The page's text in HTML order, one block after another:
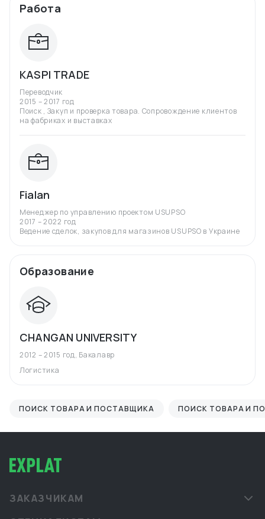
Работа
KASPI TRADE
Переводчик
2015 – 2017 год
Поиск , Закуп и проверка товара. Сопровождение клиентов
на фабриках и выставках
Fialan
Менеджер по управлению проектом USUPSO
2017 – 2022 год
Ведение сделок, закупов для магазинов USUPSO в Украине
Образование
CHANGAN UNIVERSITY
2012 – 2015 год, Бакалавр
Логистика
ПОИСК ТОВАРА И ПОСТАВЩИКА ПОИСК ТОВАРА И
ЗАКАЗЧИКАМ